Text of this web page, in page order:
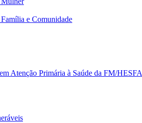
e Comunidade
Atenção Primária à Saúde da FM/HESFA